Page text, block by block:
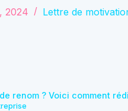
2024 Lettre de
renom ? Voici comment